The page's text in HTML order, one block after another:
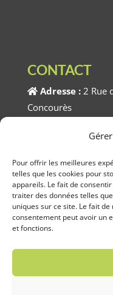
Pour offrir les meilleures
telles que les cookies pour
appareils. Le fait de
traiter des données telles
uniques sur ce site. Le fait
consentement peut avoir un
et fonctions.
CONTACT
Adresse : 2 Rue
Concourès
Téléphone :
Horaires :
Du
13h30 à 17h30